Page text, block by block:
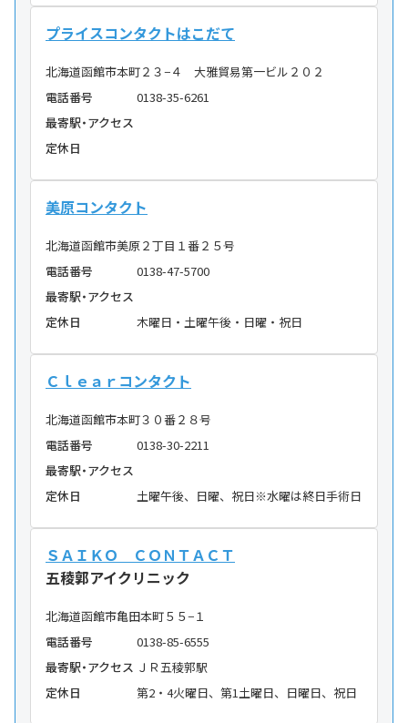
プライスコンタクトはこだて
北海道函館市本町２３−４ 大雅貿易第一ビル２０２
電話番号
0138-35-6261
最寄駅・アクセス
定休日
美原コンタクト
北海道函館市美原２丁目１番２５号
電話番号
0138-47-5700
最寄駅・アクセス
定休日
木曜日・土曜午後・日曜・祝日
Ｃｌｅａｒコンタクト
北海道函館市本町３０番２８号
電話番号
0138-30-2211
最寄駅・アクセス
定休日
土曜午後、日曜、祝日※水曜は終日手術日
ＳＡＩＫＯ ＣＯＮＴＡＣＴ
五稜郭アイクリニック
北海道函館市亀田本町５５−１
電話番号
0138-85-6555
最寄駅・アクセス ＪＲ五稜郭駅
定休日
第2・4火曜日、第1土曜日、日曜日、祝日